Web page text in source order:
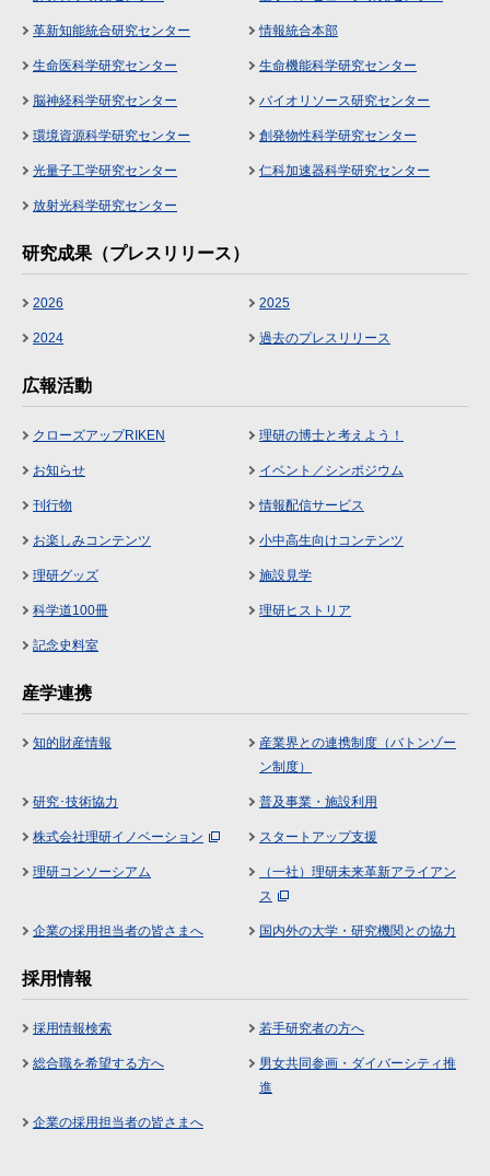
革新知能統合研究センター 情報統合本部
生命医科学研究センター 生命機能科学研究センター
脳神経科学研究センター バイオリソース研究センター
環境資源科学研究センター 創発物性科学研究センター
光量子工学研究センター 仁科加速器科学研究センター
放射光科学研究センター
研究成果（プレスリリース）
2026 2025
2024 過去のプレスリリース
広報活動
クローズアップRIKEN 理研の博士と考えよう！
お知らせ イベント／シンポジウム
刊行物 情報配信サービス
お楽しみコンテンツ 小中高生向けコンテンツ
理研グッズ 施設見学
科学道100冊 理研ヒストリア
記念史料室
産学連携
知的財産情報
産業界との連携制度（バトンゾー
ン制度）
研究･技術協力 普及事業・施設利用
株式会社理研イノベーション スタートアップ支援
理研コンソーシアム
（一社）理研未来革新アライアン
ス
企業の採用担当者の皆さまへ 国内外の大学・研究機関との協力
採用情報
採用情報検索 若手研究者の方へ
総合職を希望する方へ
男女共同参画・ダイバーシティ推
進
企業の採用担当者の皆さまへ